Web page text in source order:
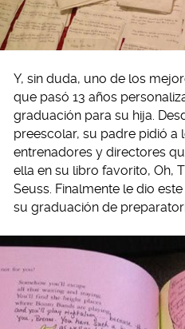
Y, sin duda, uno de los
que pasó 13 años
graduación para su hija.
preescolar, su padre pidió a
entrenadores y directores
ella en su libro favorito, Oh,
Seuss. Finalmente le dio
su graduación de